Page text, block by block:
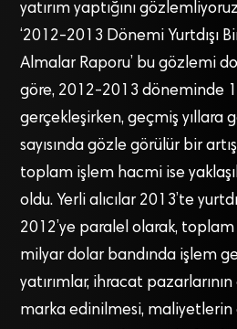
yatırım yaptığını
‘2012-2013 Dönemi Yurtdışı
Almalar Raporu’ bu gözlemi
göre, 2012-2013 döneminde
gerçekleşirken, geçmiş yıllara
sayısında gözle görülür bir
toplam işlem hacmi ise
oldu. Yerli alıcılar 2013’te
2012’ye paralel olarak,
milyar dolar bandında işlem
yatırımlar, ihracat
marka edinilmesi, maliyetlerin